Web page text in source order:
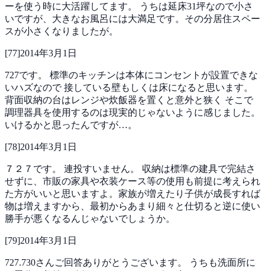
ーを使う時に大活躍してます。
うちは延床31坪なので小さ
いですが、大きなお風呂には大満足です。その分居住スペー
スが小さくなりましたが。
[77]2014年3月1日
727です。 標準のキッチンは本体にコンセントが設置できな
いハズなので接している壁もしくは床になると思います。
背面収納の台はレンジや炊飯器を置くと意外と狭く そこで
調理器具を使用するのは現実的じゃないように感じました。
いけるかと思ったんですが…。
[78]2014年3月1日
７２７です。 連投すいません。 収納は標準の建具で完結さ
せずに、市販の家具や衣装ケース等の使用も前提に考えられ
た方がいいと思いますよ。家族が増えたり子供が成長すれば
物は増えますから、最初からあまり細々と仕切ると逆に使い
勝手が悪くなるんじゃないでしょうか。
[79]2014年3月1日
727.730さんご回答ありがとうございます。
うちも洗面所に